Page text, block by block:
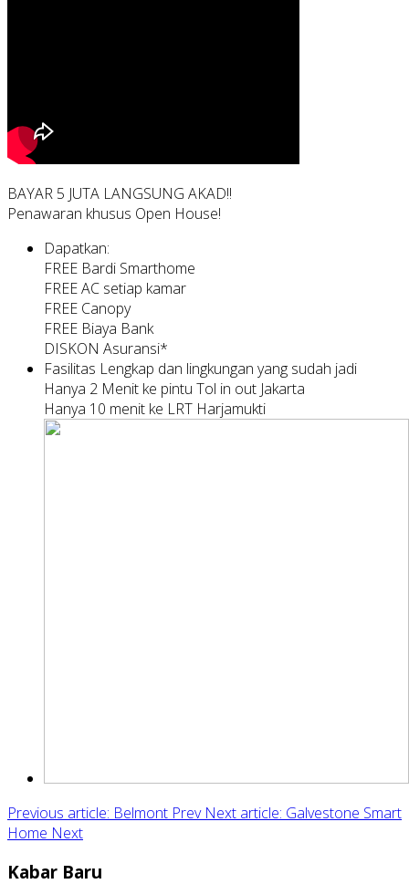
BAYAR 5 JUTA LANGSUNG AKAD!!
Penawaran khusus Open House!
Dapatkan:
FREE Bardi Smarthome
FREE AC setiap kamar
FREE Canopy
FREE Biaya Bank
DISKON Asuransi*
Fasilitas Lengkap dan lingkungan yang sudah jadi
Hanya 2 Menit ke pintu Tol in out Jakarta
Hanya 10 menit ke LRT Harjamukti
Previous article: Belmont Prev Next article: Galvestone Smart
Home Next
Kabar Baru